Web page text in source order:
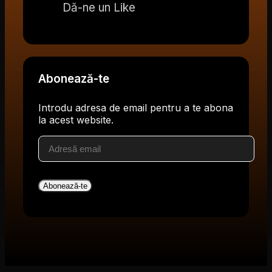
Dă-ne un Like
Abonează-te
Introdu adresa de email pentru a te abona
la acest website.
Adresă
email
Abonează-te